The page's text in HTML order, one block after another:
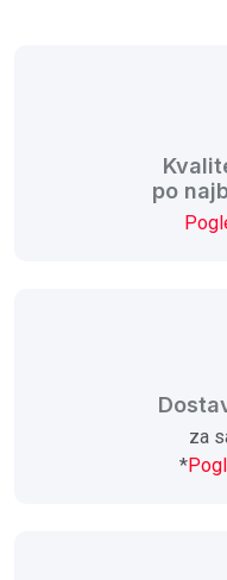
po
za
*